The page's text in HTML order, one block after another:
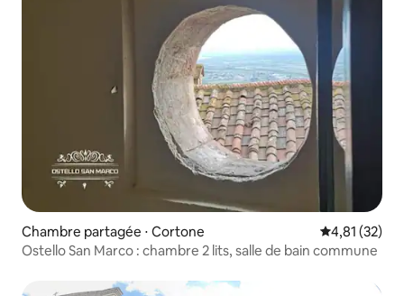
Chambre partagée ⋅ Cortone Évaluation
4,81 (32)
Ostello San Marco : chambre 2 lits, salle de bain commune